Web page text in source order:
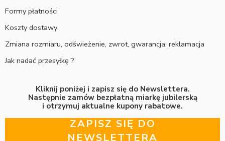
Formy płatności
Koszty dostawy
Zmiana rozmiaru, odświeżenie, zwrot, gwarancja, reklamacja
Jak nadać przesyłkę ?
Kliknij poniżej i zapisz się do Newslettera.
Następnie zamów bezpłatną miarkę jubilerską
i otrzymuj aktualne kupony rabatowe.
ZAPISZ SIĘ DO
NEWSLETTERA